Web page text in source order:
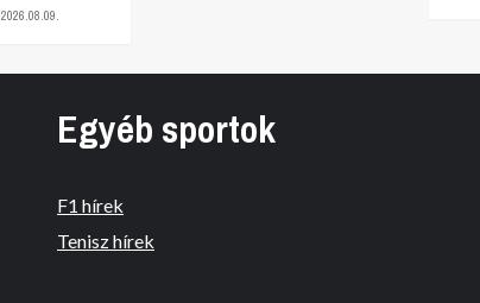
2026.08.09.
Egyéb sportok
F1 hírek
Tenisz hírek